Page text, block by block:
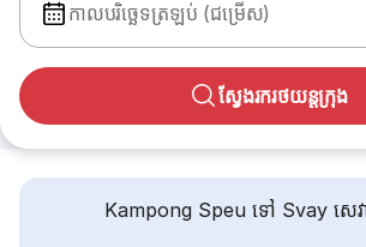
កាលបរិច្ឆេទត្រឡប់ (ជម្រើស)
ស្វែងរករថយន្តក្រុង
Kampong Speu ទៅ Svay សេវ